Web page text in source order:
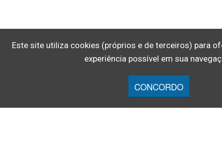
Este site utiliza cookies (próprios e de terceiros) para
experiência possível em sua
CONCORDO